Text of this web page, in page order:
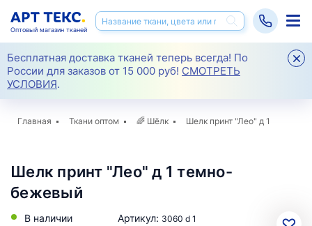
Бесплатная доставка тканей теперь всегда! По
России для заказов от 15 000 руб! СМОТРЕТЬ
УСЛОВИЯ.
Оптовый магазин тканей
Главная Ткани оптом 🌈 Шёлк Шелк принт "Лео" д 1
Шелк принт "Лео" д 1 темно-
бежевый
В наличии Артикул: 3060 d 1